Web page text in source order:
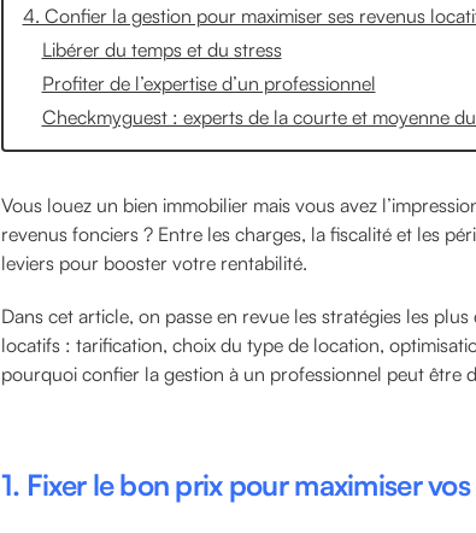
4. Confier la gestion pour maximiser ses revenus
Libérer du temps et du stress
Profiter de l’expertise d’un professionnel
Checkmyguest : experts de la courte et moyenne
Vous louez un bien immobilier mais vous avez
revenus fonciers ? Entre les charges, la fiscalité et les
leviers pour booster votre rentabilité.
Dans cet article, on passe en revue les stratégies les
locatifs : tarification, choix du type de location,
pourquoi confier la gestion à un professionnel peut être
1. Fixer le bon prix pour maximiser